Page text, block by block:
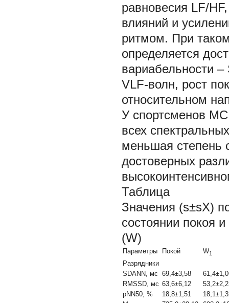
равновесия LF/
влияний и
ритмом. При таком
определяется
вариабельности
VLF-волн, рост
относительном
У спортсменов
всех
меньшая степень
достоверных
Таблица
Значения (s±sX)
состоянии покоя
(W)
Параметры Покой W1
Разрядники
SDANN, мс 69,4±3,58
RMSSD, мс 63,6±6,12
pNN50, %
18,8±1,51